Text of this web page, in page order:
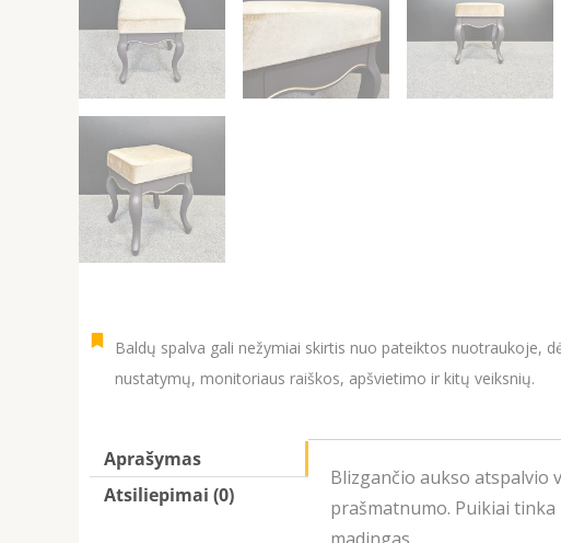
Baldų spalva gali nežymiai skirtis nuo pateiktos nuotraukoje,
nustatymų, monitoriaus raiškos, apšvietimo ir kitų veiksnių.
Aprašymas
Atsiliepimai (0)
Blizgančio aukso atspalvio
prašmatnumo. Puikiai